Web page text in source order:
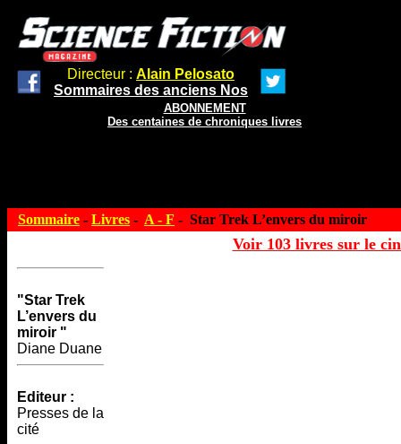
Directeur : Alain Pelosato
Sommaires des anciens Nos
ABONNEMENT
Des centaines de chroniques livres
Sommaire - Livres - A - F - Star Trek L’envers du miroir
Voir 103 livres sur le
"Star Trek
L’envers du
miroir "
Diane Duane
Editeur :
Presses de la
cité